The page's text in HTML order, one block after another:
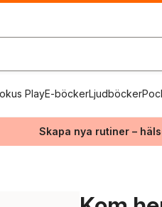
PlayE-böckerLjudböcker
Skapa nya rutiner –